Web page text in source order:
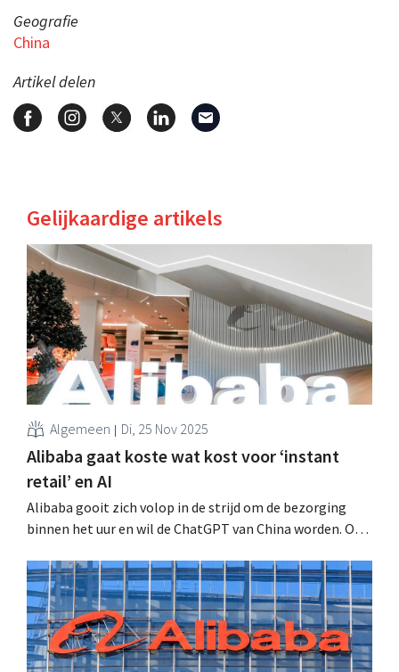
Geografie
China
Artikel delen
Gelijkaardige artikels
Algemeen Di, 25 Nov 2025
Alibaba gaat koste wat kost voor ‘instant
retail’ en AI
Alibaba gooit zich volop in de strijd om de bezorging
binnen het uur en wil de ChatGPT van China worden. Op
benen. Dat de winst daardoor vorig kwartaal kelderde,
neemt het bedrijf voor lief. .